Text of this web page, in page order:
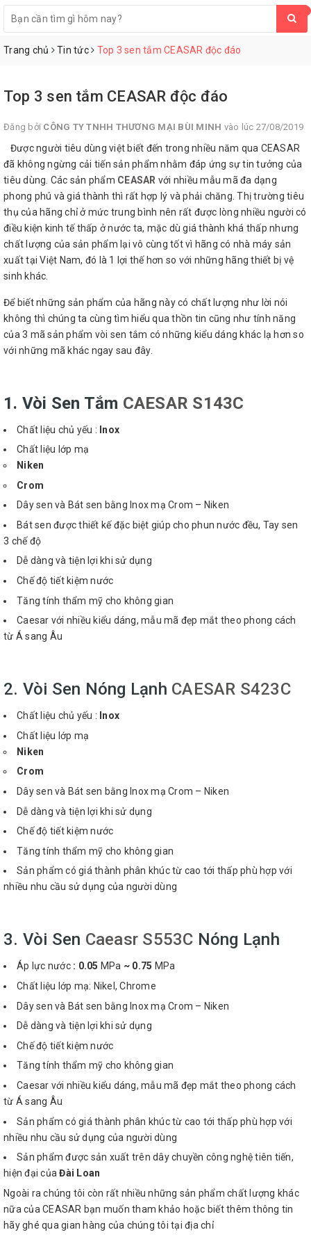
Trang chủ Tin tức Top 3 sen tắm CEASAR độc đáo
Top 3 sen tắm CEASAR độc đáo
Đăng bởi CÔNG TY TNHH THƯƠNG MẠI BÙI MINH vào lúc 27/08/2019
Được người tiêu dùng việt biết đến trong nhiều năm qua CEASAR
đã không ngừng cải tiến sản phẩm nhằm đáp ứng sự tin tưởng của
tiêu dùng. Các sản phẩm CEASAR với nhiều mẫu mã đa dạng
phong phú và giá thành thì rất hợp lý và phải chăng. Thị trường tiêu
thụ của hãng chỉ ở mức trung bình nên rất được lòng nhiều người có
điều kiện kinh tế thấp ở nước ta, mặc dù giá thành khá thấp nhưng
chất lượng của sản phẩm lại vô cùng tốt vì hãng có nhà máy sản
xuất tại Việt Nam, đó là 1 lợi thế hơn so với những hãng thiết bị vệ
sinh khác.
Để biết những sản phẩm của hãng này có chất lượng như lời nói
không thì chúng ta cùng tìm hiểu qua thồn tin cũng như tính năng
của 3 mã sản phẩm vòi sen tắm có những kiểu dáng khác lạ hơn so
với những mã khác ngay sau đây.
1. Vòi Sen Tắm CAESAR S143C
Chất liệu chủ yếu : Inox
Chất liệu lớp mạ
Niken
Crom
Dây sen và Bát sen bằng Inox mạ Crom – Niken
Bát sen được thiết kế đặc biệt giúp cho phun nước đều, Tay sen
3 chế độ
Dễ dàng và tiện lợi khi sử dụng
Chế độ tiết kiệm nước
Tăng tính thẩm mỹ cho không gian
Caesar với nhiều kiểu dáng, mẫu mã đẹp mắt theo phong cách
từ Á sang Âu
2. Vòi Sen Nóng Lạnh CAESAR S423C
Chất liệu chủ yếu : Inox
Chất liệu lớp mạ
Niken
Crom
Dây sen và Bát sen bằng Inox mạ Crom – Niken
Dễ dàng và tiện lợi khi sử dụng
Chế độ tiết kiệm nước
Tăng tính thẩm mỹ cho không gian
Sản phẩm có giá thành phân khúc từ cao tới thấp phù hợp với
nhiều nhu cầu sử dụng của người dùng
3. Vòi Sen Caeasr S553C Nóng Lạnh
Áp lực nước: 0.05 MPa ~ 0.75 MPa
Chất liệu lớp mạ: Nikel, Chrome
Dây sen và Bát sen bằng Inox mạ Crom – Niken
Dễ dàng và tiện lợi khi sử dụng
Chế độ tiết kiệm nước
Tăng tính thẩm mỹ cho không gian
Caesar với nhiều kiểu dáng, mẫu mã đẹp mắt theo phong cách
từ Á sang Âu
Sản phẩm có giá thành phân khúc từ cao tới thấp phù hợp với
nhiều nhu cầu sử dụng của người dùng
Sản phẩm được sản xuất trên dây chuyền công nghệ tiên tiến,
hiện đại củaĐài Loan
Ngoài ra chúng tôi còn rất nhiều những sản phẩm chất lượng khác
nữa của CEASAR bạn muốn tham khảo hoặc biết thêm thông tin
hãy ghé qua gian hàng của chúng tôi tại địa chỉ